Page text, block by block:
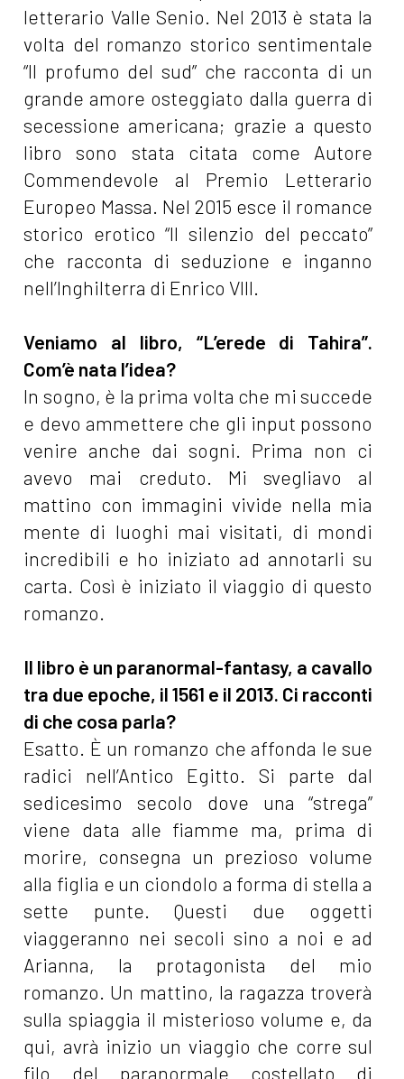
letterario Valle Senio. Nel 2013 è stata la
volta del romanzo storico sentimentale
“Il profumo del sud” che racconta di un
grande amore osteggiato dalla guerra di
secessione americana; grazie a questo
libro sono stata citata come Autore
Commendevole al Premio Letterario
Europeo Massa. Nel 2015 esce il romance
storico erotico “Il silenzio del peccato”
che racconta di seduzione e inganno
nell’Inghilterra di Enrico VIII.
Veniamo al libro, “L’erede di Tahira”.
Com’è nata l’idea?
In sogno, è la prima volta che mi succede
e devo ammettere che gli input possono
venire anche dai sogni. Prima non ci
avevo mai creduto. Mi svegliavo al
mattino con immagini vivide nella mia
mente di luoghi mai visitati, di mondi
incredibili e ho iniziato ad annotarli su
carta. Così è iniziato il viaggio di questo
romanzo.
Il libro è un paranormal-fantasy, a cavallo
tra due epoche, il 1561 e il 2013. Ci racconti
di che cosa parla?
Esatto. È un romanzo che affonda le sue
radici nell’Antico Egitto. Si parte dal
sedicesimo secolo dove una “strega”
viene data alle fiamme ma, prima di
morire, consegna un prezioso volume
alla figlia e un ciondolo a forma di stella a
sette punte. Questi due oggetti
viaggeranno nei secoli sino a noi e ad
Arianna, la protagonista del mio
romanzo. Un mattino, la ragazza troverà
sulla spiaggia il misterioso volume e, da
qui, avrà inizio un viaggio che corre sul
filo del paranormale costellato di